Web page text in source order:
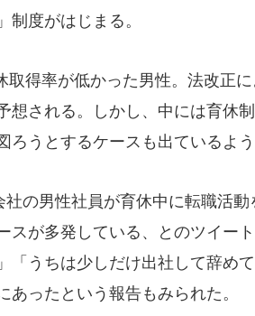
制度がはじまる。
得率が低かった男性。法改正
想される。しかし、中には育休
ろうとするケースも出ているよう
の男性社員が育休中に転職活
スが多発している、とのツイー
「うちは少しだけ出社して辞め
あったという報告もみられた。